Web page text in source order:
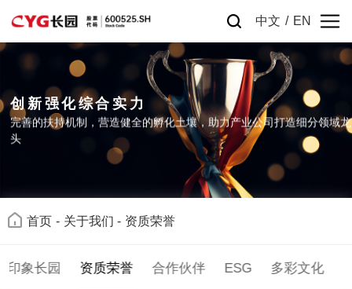
中文 / EN
创新强化综合实力
完善的扶持机制，营造健全的孵化土壤，助力产业公司打造细分领域龙
头
印象长园 资质荣誉 合作伙伴 ESG 多彩文化
首页 - 关于我们 - 资质荣誉